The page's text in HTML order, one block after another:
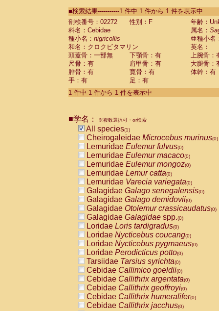
CebidaeSaguinus labiatus(0)
Cebidae Saguinus leucopus (0)
Cebidae
CebidaeSaguinus mystax
CebidaeSaguinus nigricollis (1)
Cebidae Saguinus oedipus
Cebidae Saguinus weddelli
Cebidae Saguinusspp.
Cebidae Aotus trivirgatus
Cebidae Cebus albifrons
CebidaeCebus nigrivittatus
CebidaeCebus
CebidaeSaimiri boliviensis(0)
CebidaeSaimiri sciureus(0)
AtelidaeAlouatta caraya(0)
AtelidaeAlouatta fusca(0)
AtelidaeAlouatta seniculus
AtelidaeAlouattaspp.(0)
AtelidaeAteles belzebuth(0)
AtelidaeAteles geoffroyi(0)
AtelidaeAteles paniscus(0)
AtelidaeAtelesspp.(0)
Atelidae Lagothrix lagothricha
AtelidaeLagothrix lagothricha cana
PitheciidaeCacajao calvus
PitheciidaeCallicebus cupreus
PitheciidaeCallicebus donacophilus
PitheciidaeCallicebus moloch
PitheciidaeCallicebus torquatus
PitheciidaeCallicebusspp.(0)
PitheciidaeChiropotes satanas(0)
PitheciidaePithecia monachus
■検索結果-----------1 件中 1 件から 1 件を表示中
剖検番号：02272
性別：F
年齢：
科名：Cebidae
属名：
種小名： nigricollis
亜種小名
和名：クロクビタマリン
英名：
頭蓋骨：一部無
下顎骨：有
上腕骨：
尺骨：有
肩甲骨：有
大腿骨：
腓骨：有
寛骨：有
体幹：有
手：有
足：有
1 件中 1 件から 1 件を表示中
■学名： ※複数選択可・or検索
All species(1)
Cheirogaleidae Microcebus murinus(0)
Lemuridae Eulemur fulvus(0)
Lemuridae Eulemur macaco(0)
Lemuridae Eulemur mongoz(0)
Lemuridae Lemur catta(0)
Lemuridae Varecia variegata(0)
Galagidae Galago senegalensis(0)
Galagidae Galago demidovii(0)
Galagidae Otolemur crassicaudatus(0)
Galagidae Galagidae spp.(0)
Loridae Loris tardigradus(0)
Loridae Nycticebus coucang(0)
Loridae Nycticebus pygmaeus(0)
Loridae Perodicticus potto(0)
Tarsiidae Tarsius syrichta(0)
Cebidae Callimico goeldii(0)
Cebidae Callithrix argentata(0)
Cebidae Callithrix geoffroyi(0)
Cebidae Callithrix humeralifer(0)
Cebidae Callithrix jacchus(0)